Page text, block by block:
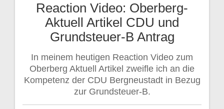
Reaction Video: Oberberg-
Aktuell Artikel CDU und
Grundsteuer-B Antrag
In meinem heutigen Reaction Video zum
Oberberg Aktuell Artikel zweifle ich an die
Kompetenz der CDU Bergneustadt in Bezug
zur Grundsteuer-B.